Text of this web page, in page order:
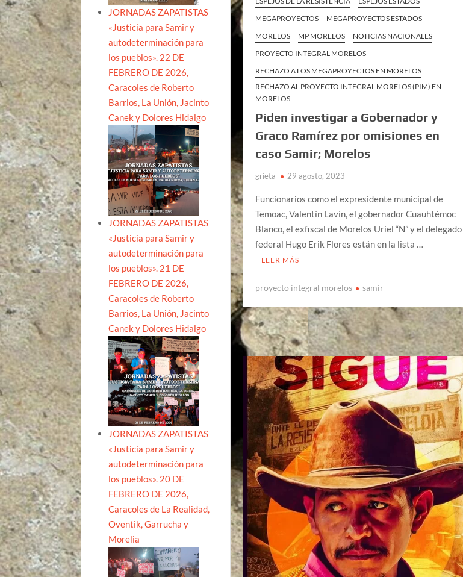
MEGAPROYECTOS
MEGAPROYECTOS ESTADOS
MORELOS
MP MORELOS
NOTICIAS NACIONALES
PROYECTO INTEGRAL MORELOS
RECHAZO A LOS MEGAPROYECTOS EN MORELOS
RECHAZO AL PROYECTO INTEGRAL MORELOS (PIM) EN
MORELOS
Piden investigar a Gobernador y
Graco Ramírez por omisiones en
caso Samir; Morelos
grieta 29 agosto, 2023
Funcionarios como el expresidente municipal de
Temoac, Valentín Lavín, el gobernador Cuauhtémoc
Blanco, el exfiscal de Morelos Uriel “N” y el delegado
federal Hugo Erik Flores están en la lista …
LEER MÁS
proyecto integral morelos samir
JORNADAS ZAPATISTAS
«Justicia para Samir y
autodeterminación para
los pueblos». 22 DE
FEBRERO DE 2026,
Caracoles de Roberto
Barrios, La Unión, Jacinto
Canek y Dolores Hidalgo
JORNADAS ZAPATISTAS
«Justicia para Samir y
autodeterminación para
los pueblos». 21 DE
FEBRERO DE 2026,
Caracoles de Roberto
Barrios, La Unión, Jacinto
Canek y Dolores Hidalgo
JORNADAS ZAPATISTAS
«Justicia para Samir y
autodeterminación para
los pueblos». 20 DE
FEBRERO DE 2026,
Caracoles de La Realidad,
Oventik, Garrucha y
Morelia